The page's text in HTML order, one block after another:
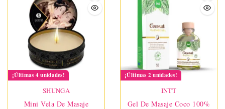
¡Últimas 4 unidades!
SHUNGA
Mini Vela De Masaje
¡Últimas 2 unidades!
INTT
Gel De Masaje Coco 100%